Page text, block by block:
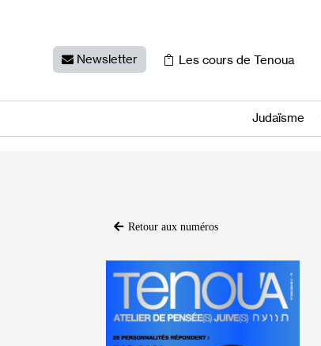
Newsletter Les cours de Tenoua
Judaïsme
Retour aux numéros